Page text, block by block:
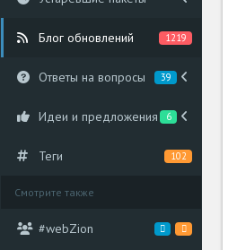
Блог обновлений 1219
Ответы на вопросы 39
Идеи и предложения 6
Теги 102
Смотрите также
#webZion